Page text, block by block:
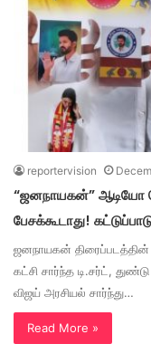
reportervision
“ஜனநாயகன்” ஆடியோ
பேசக்கூடாது!
ஜனநாயகன் திரைப்படத்தின்
கட்சி சார்ந்த டி.சர்ட்,
விஜய் அரசியல் சார்ந்து…
Read More »